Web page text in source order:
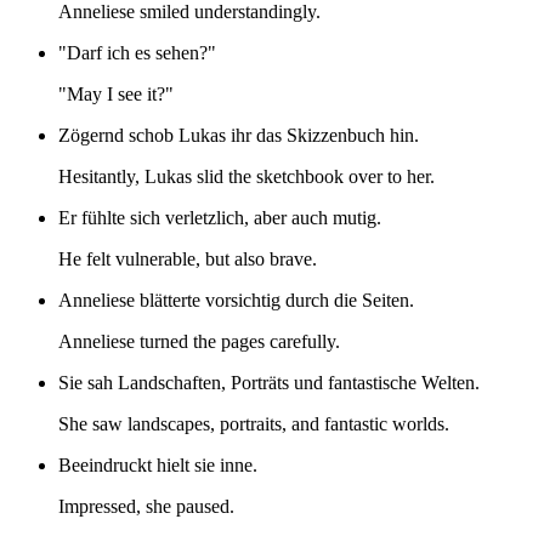
Anneliese smiled understandingly.
"Darf ich es sehen?"
"May I see it?"
Zögernd schob Lukas ihr das Skizzenbuch hin.
Hesitantly, Lukas slid the sketchbook over to her.
Er fühlte sich verletzlich, aber auch mutig.
He felt vulnerable, but also brave.
Anneliese blätterte vorsichtig durch die Seiten.
Anneliese turned the pages carefully.
Sie sah Landschaften, Porträts und fantastische Welten.
She saw landscapes, portraits, and fantastic worlds.
Beeindruckt hielt sie inne.
Impressed, she paused.